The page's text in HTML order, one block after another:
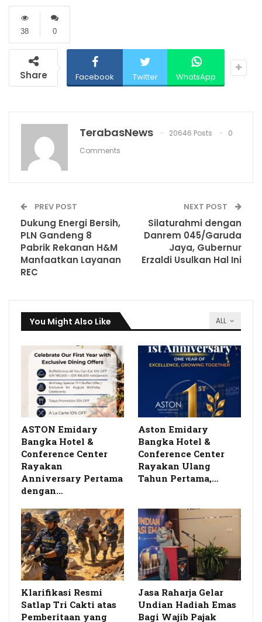
0
38
Share Facebook Twitter WhatsApp
TerabasNews 20646 Posts
0
Comments
PREV POST
Dukung Energi Bersih,
PLN Gandeng 8
Pabrik Rekanan H&M
Manfaatkan Layanan
REC
NEXT POST
Silaturahmi dengan
Danrem 045/Garuda
Jaya, Gubernur
Erzaldi Usulkan Hal Ini
ALL
You Might Also Like
ASTON Emidary
Bangka Hotel &
Conference Center
Rayakan
Anniversary Pertama
dengan…
Aston Emidary
Bangka Hotel &
Conference Center
Rayakan Ulang
Tahun Pertama,…
Klarifikasi Resmi
Satlap Tri Cakti atas
Pemberitaan yang
Jasa Raharja Gelar
Undian Hadiah Emas
Bagi Wajib Pajak